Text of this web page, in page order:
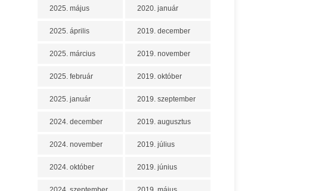
2025. május
2025. április
2025. március
2025. február
2025. január
2024. december
2024. november
2024. október
2020. január
2019. december
2019. november
2019. október
2019. szeptember
2019. augusztus
2019. július
2019. június